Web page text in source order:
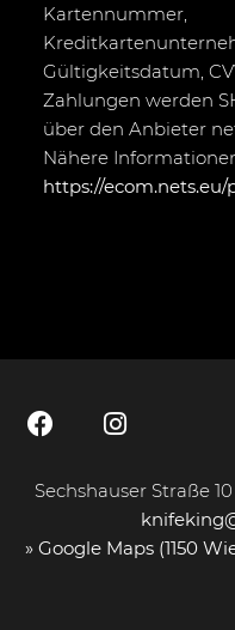
Kartennummer,
Gültigkeitsdatum,
Zahlungen werden
über den Anbieter
Nähere
https://
Sechshauser Straße
» Google Maps (1150